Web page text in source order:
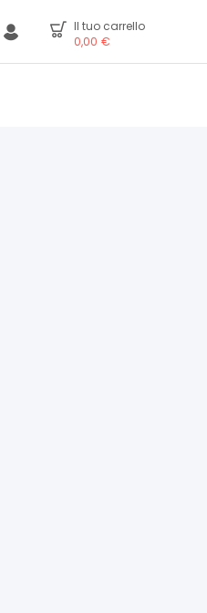
Il tuo carrello
0,00 €